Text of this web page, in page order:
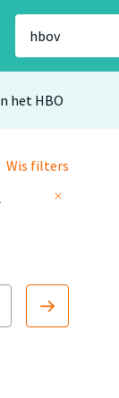
het HBO
Wis filters